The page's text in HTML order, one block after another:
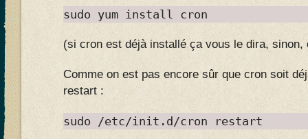
sudo yum install cron
(si cron est déjà installé ça vous le dira, sinon,
Comme on est pas encore sûr que cron soit
restart :
sudo /etc/init.d/cron restart